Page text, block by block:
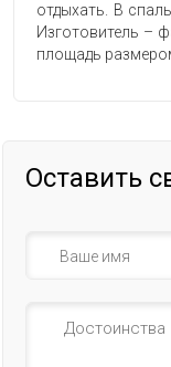
отдыхать. В
Изготовитель –
площадь
Оставить